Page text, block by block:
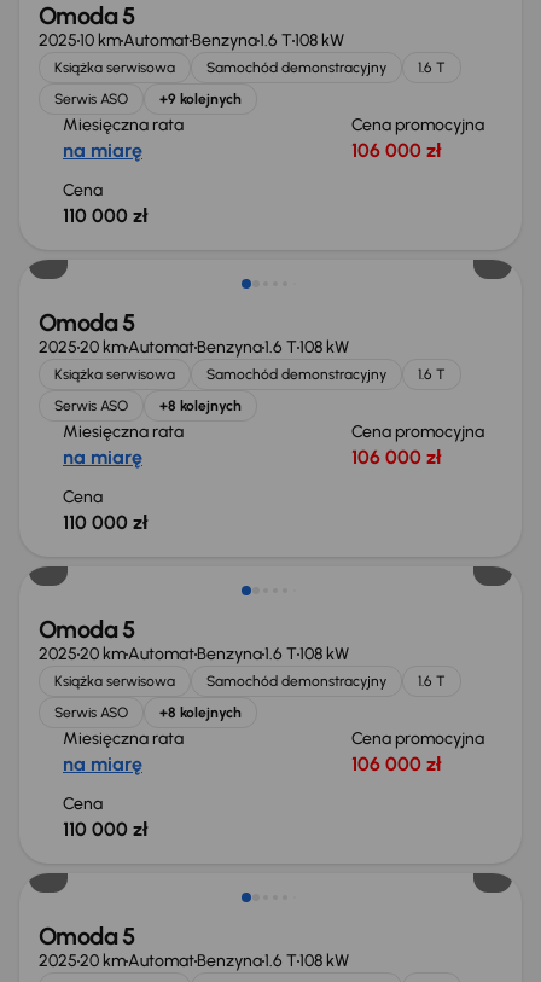
Omoda 5
202510 kmAutomatBenzyna1.6 T108 kW
Książka serwisowa Samochód demonstracyjny
1.6 T
Serwis ASO
+9 kolejnych
Miesięczna rata
na miarę
Cena promocyjna
106 000 zł
Cena
110 000 zł
Omoda 5
202520 kmAutomatBenzyna1.6 T108 kW
Książka serwisowa Samochód demonstracyjny
1.6 T
Serwis ASO
+8 kolejnych
Miesięczna rata
na miarę
Cena promocyjna
106 000 zł
Cena
110 000 zł
Omoda 5
202520 kmAutomatBenzyna1.6 T108 kW
Książka serwisowa Samochód demonstracyjny
1.6 T
Serwis ASO
+8 kolejnych
Miesięczna rata
na miarę
Cena promocyjna
106 000 zł
Cena
110 000 zł
Omoda 5
202520 kmAutomatBenzyna1.6 T108 kW